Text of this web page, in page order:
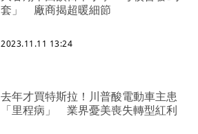
套」 廠商揭超暖細節
2023.11.11 13:24
去年才買特斯拉！川普酸電動車主患
「里程病」 業界憂美喪失轉型紅利